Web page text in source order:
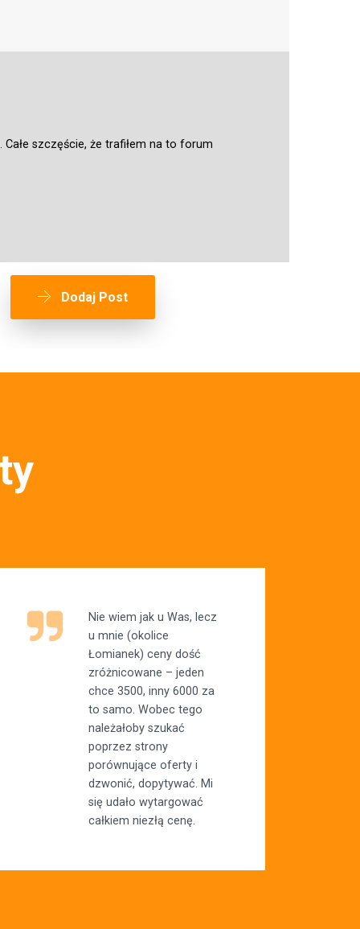
szczęście, że trafiłem na to forum
Dodaj Post
Nie wiem jak u Was, lecz
u mnie (okolice
Łomianek) ceny dość
zróżnicowane – jeden
chce 3500, inny 6000 za
to samo. Wobec tego
należałoby szukać
poprzez strony
porównujące oferty i
dzwonić, dopytywać. Mi
się udało wytargować
całkiem niezłą cenę.